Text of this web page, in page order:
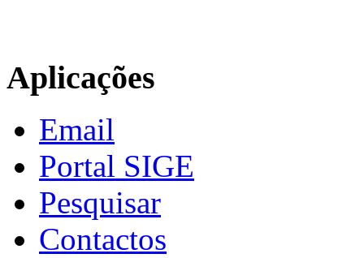
Aplicações
Email
Portal SIGE
Pesquisar
Contactos